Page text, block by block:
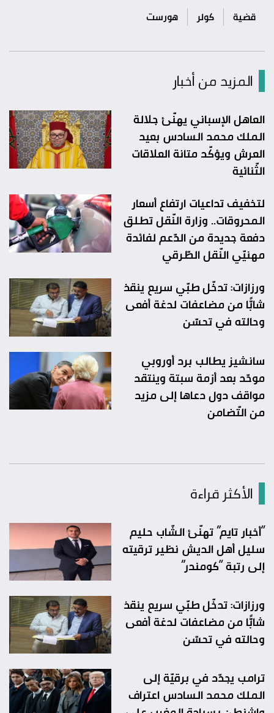
قضية كولر هورست
المزيد من أخبار
العاهل الإسباني يهنّئ جلالة
الملك محمد السادس بعيد
العرش ويؤكّد متانة العلاقات
الثّنائية
لتخفيف تداعيات ارتفاع أسعار
المحروقات.. وزارة النّقل تطلق
دفعة جديدة من الدّعم لفائدة
مهنيّي النّقل الطّرقي
ورزازات: تدخّل طبّي سريع ينقذ
شابًّا من مضاعفات لدغة أفعى
وحالته في تحسّن
سانشيز يطالب برد أوروبي
موحّد بعد أزمة سبتة وينتقد
مواقف دول دعاها إلى مزيد
من التّضامن
الأكثر قراءة
“أخبار تايم” تهنّئ الشّاب حليم
سليل أهل الديش نظير ترقيته
إلى رتبة “كومندر”
ورزازات: تدخّل طبّي سريع ينقذ
شابًّا من مضاعفات لدغة أفعى
وحالته في تحسّن
ترامب يجدّد في برقيّة إلى
الملك محمد السادس اعتراف